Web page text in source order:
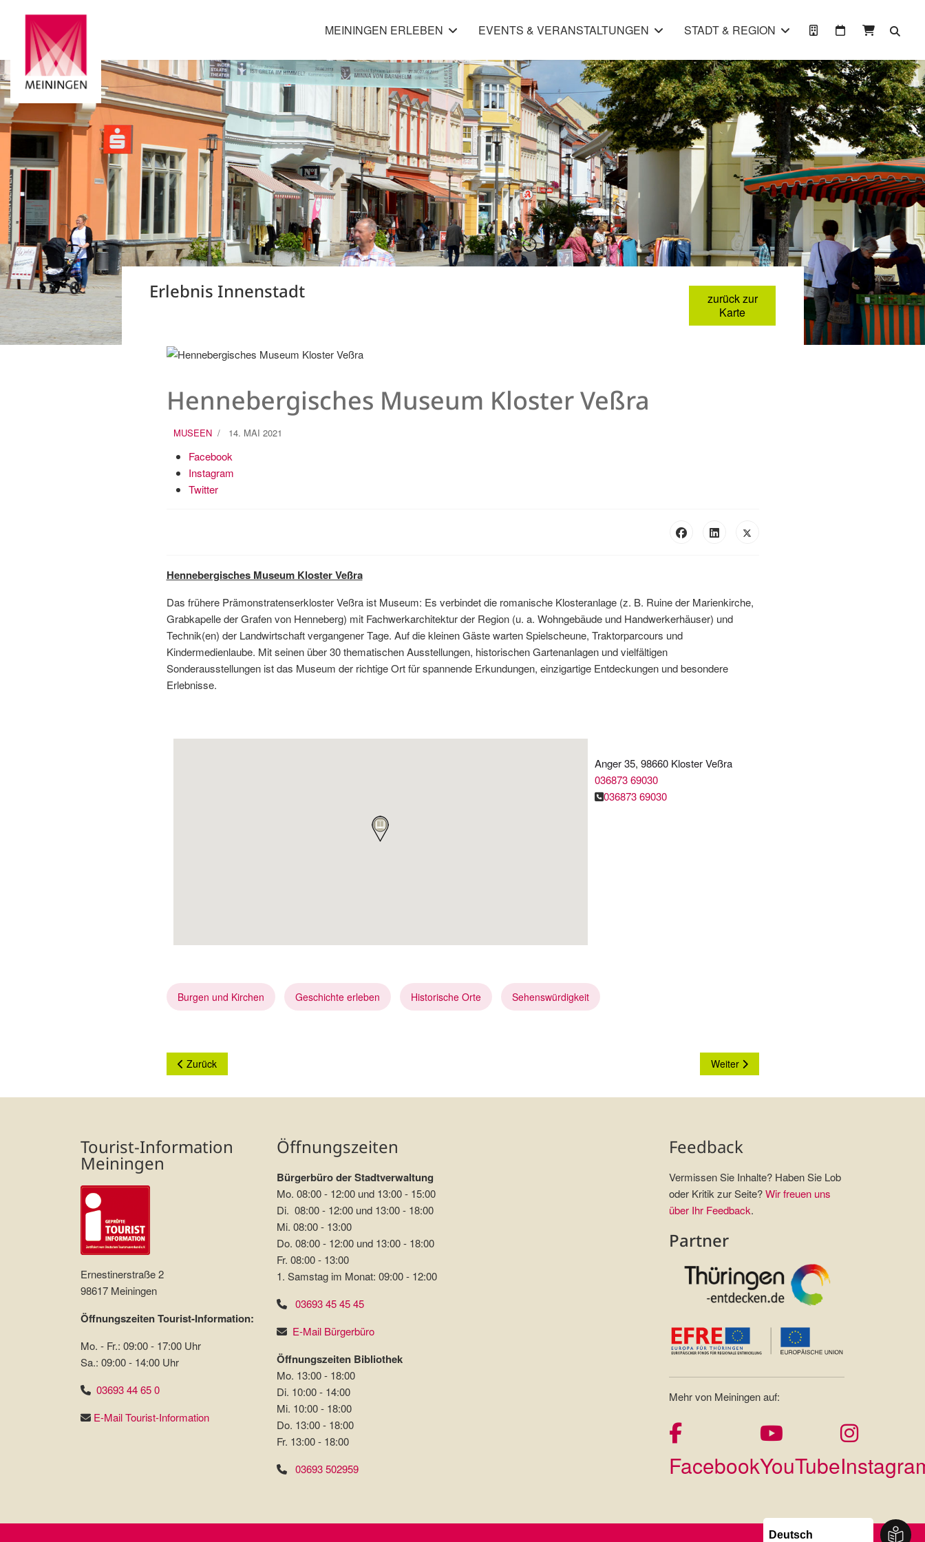
MEININGEN ERLEBEN EVENTS & VERANSTALTUNGEN STADT & REGION
Erlebnis Innenstadt
zurück zur
Karte
Hennebergisches Museum Kloster Veßra
MUSEEN 14. MAI 2021
Facebook
Instagram
Twitter
Hennebergisches Museum Kloster Veßra
Das frühere Prämonstratenserkloster Veßra ist Museum: Es verbindet die romanische Klosteranlage (z. B. Ruine der Marienkirche,
Grabkapelle der Grafen von Henneberg) mit Fachwerkarchitektur der Region (u. a. Wohngebäude und Handwerkerhäuser) und
Technik(en) der Landwirtschaft vergangener Tage. Auf die kleinen Gäste warten Spielscheune, Traktorparcours und
Kindermedienlaube. Mit seinen über 30 thematischen Ausstellungen, historischen Gartenanlagen und vielfältigen
Sonderausstellungen ist das Museum der richtige Ort für spannende Erkundungen, einzigartige Entdeckungen und besondere
Erlebnisse.
Anger 35, 98660 Kloster Veßra
036873 69030
036873 69030
Burgen und Kirchen Geschichte erleben Historische Orte Sehenswürdigkeit
Vorheriger Beitrag: Fränkisches Freilandmuseum Fladungen
Zurück Nächster Beitrag: Waffen- und
Weiter
Tourist-Information
Meiningen
Ernestinerstraße 2
98617 Meiningen
Öffnungszeiten Tourist-Information:
Mo. - Fr.: 09:00 - 17:00 Uhr
Sa.: 09:00 - 14:00 Uhr
03693 44 65 0
E-Mail Tourist-Information
Öffnungszeiten
Bürgerbüro der Stadtverwaltung
Mo. 08:00 - 12:00 und 13:00 - 15:00
Di. 08:00 - 12:00 und 13:00 - 18:00
Mi. 08:00 - 13:00
Do. 08:00 - 12:00 und 13:00 - 18:00
Fr. 08:00 - 13:00
1. Samstag im Monat: 09:00 - 12:00
03693 45 45 45
E-Mail Bürgerbüro
Öffnungszeiten Bibliothek
Mo. 13:00 - 18:00
Di. 10:00 - 14:00
Mi. 10:00 - 18:00
Do. 13:00 - 18:00
Fr. 13:00 - 18:00
03693 502959
Feedback
Vermissen Sie Inhalte? Haben Sie Lob
oder Kritik zur Seite?Wir freuen uns
über Ihr Feedback.
Partner
Mehr von Meiningen auf:
FacebookYouTube